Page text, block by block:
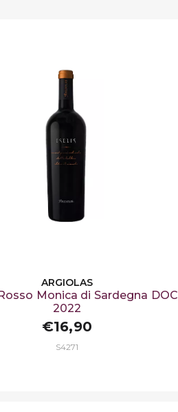
ARGIOLAS
Monica di Sardegna DOC
2022
€16,90
S4271